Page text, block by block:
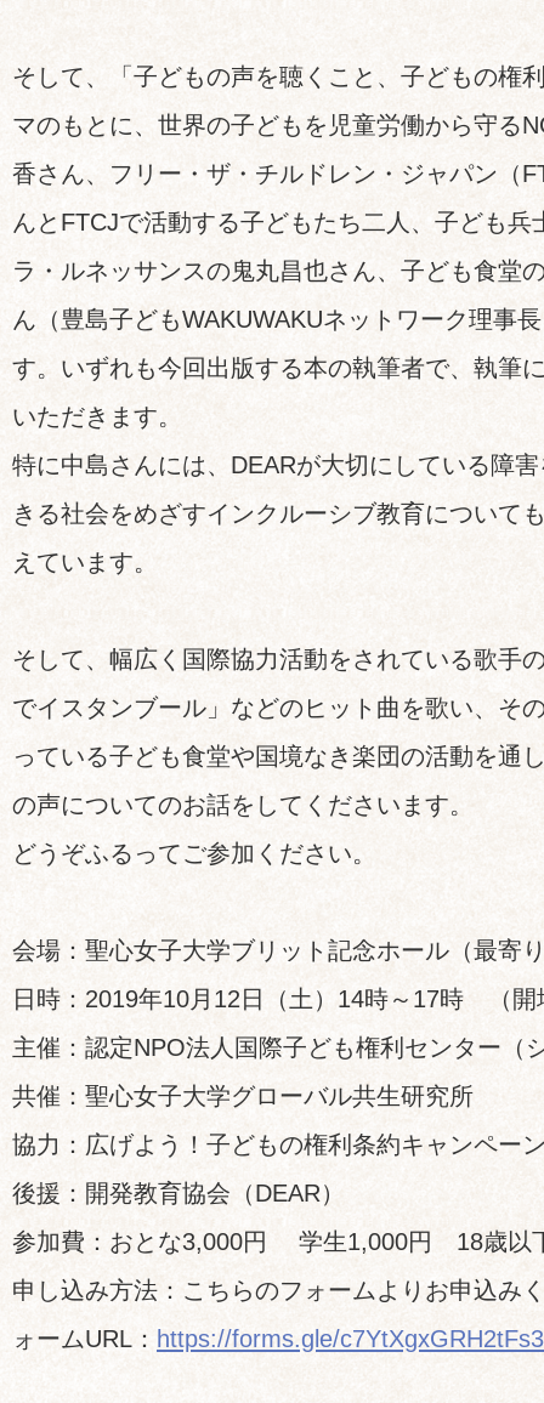
そして、「子どもの声を聴くこと、子どもの権
マのもとに、世界の子どもを児童労働から守る
香さん、フリー・ザ・チルドレン・ジャパン（
んとFTCJで活動する子どもたち二人、子ども兵
ラ・ルネッサンスの鬼丸昌也さん、子ども食堂
ん（豊島子どもWAKUWAKUネットワーク理事
す。いずれも今回出版する本の執筆者で、執筆
いただきます。
特に中島さんには、DEARが大切にしている障
きる社会をめざすインクルーシブ教育について
えています。
そして、幅広く国際協力活動をされている歌手
でイスタンブール」などのヒット曲を歌い、そ
っている子ども食堂や国境なき楽団の活動を通
の声についてのお話をしてくださいます。
どうぞふるってご参加ください。
会場：聖心女子大学ブリット記念ホール（最
日時：2019年10月12日（土）14時～17時 （開
主催：認定NPO法人国際子ども権利センター（
共催：聖心女子大学グローバル共生研究所
協力：広げよう！子どもの権利条約キャンペー
後援：開発教育協会（DEAR）
参加費：おとな3,000円 学生1,000円 18歳以
申し込み方法：こちらのフォームよりお申込み
ォームURL： https://forms.gle/